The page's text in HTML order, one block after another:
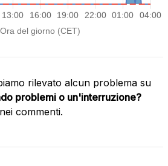
rilevato alcun problema su
problemi o un'interruzione?
commenti.